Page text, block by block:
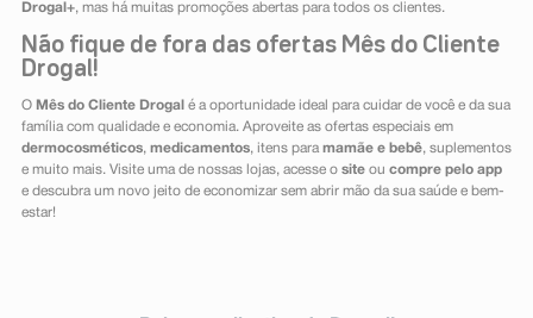
Drogal+, mas há muitas promoções abertas para todos os clientes.
Não fique de fora das ofertas Mês do Cliente
Drogal!
O Mês do Cliente Drogal é a oportunidade ideal para cuidar de você e da sua
família com qualidade e economia. Aproveite as ofertas especiais em
dermocosméticos, medicamentos, itens para mamãe e bebê, suplementos
e muito mais. Visite uma de nossas lojas, acesse o siteou compre pelo app
e descubra um novo jeito de economizar sem abrir mão da sua saúde e bem-
estar!